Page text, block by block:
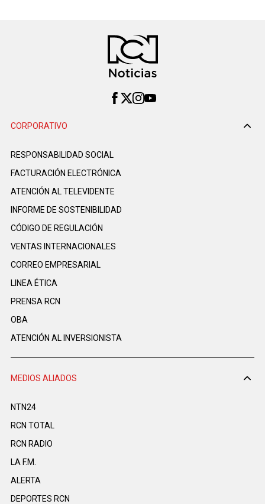
CORPORATIVO
RESPONSABILIDAD SOCIAL
FACTURACIÓN ELECTRÓNICA
ATENCIÓN AL TELEVIDENTE
INFORME DE SOSTENIBILIDAD
CÓDIGO DE REGULACIÓN
VENTAS INTERNACIONALES
CORREO EMPRESARIAL
LINEA ÉTICA
PRENSA RCN
OBA
ATENCIÓN AL INVERSIONISTA
MEDIOS ALIADOS
NTN24
RCN TOTAL
RCN RADIO
LA F.M.
ALERTA
DEPORTES RCN